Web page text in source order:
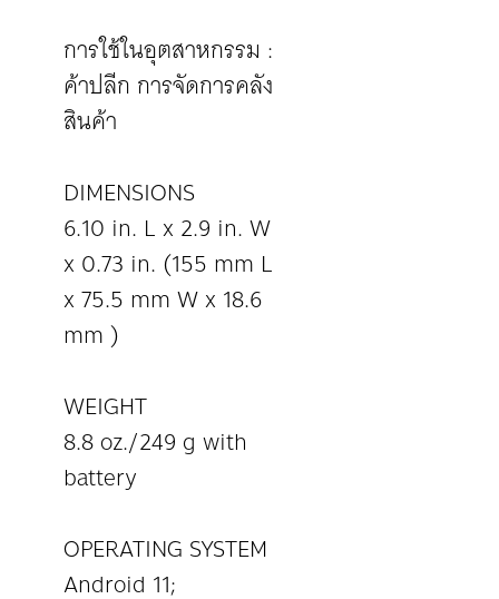
การใช้ในอุตสาหกรรม :
ค้าปลีก การจัดการคลัง
สินค้า
DIMENSIONS
6.10 in. L x 2.9 in. W
x 0.73 in. (155 mm L
x 75.5 mm W x 18.6
mm )
WEIGHT
8.8 oz./249 g with
battery
OPERATING SYSTEM
Android 11;